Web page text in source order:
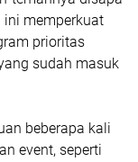
ini memperkuat
prioritas
sudah masuk
beberapa kali
event, seperti